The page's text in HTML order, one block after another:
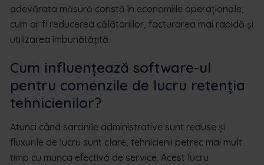
adevărata măsură constă în economiile operaționale,
cum ar fi reducerea călătoriilor, facturarea mai rapidă și
utilizarea îmbunătățită.
Cum influențează software-ul
pentru comenzile de lucru retenția
tehnicienilor?
Atunci când sarcinile administrative sunt reduse și
fluxurile de lucru sunt clare, tehnicienii petrec mai mult
timp cu munca efectivă de service. Acest lucru